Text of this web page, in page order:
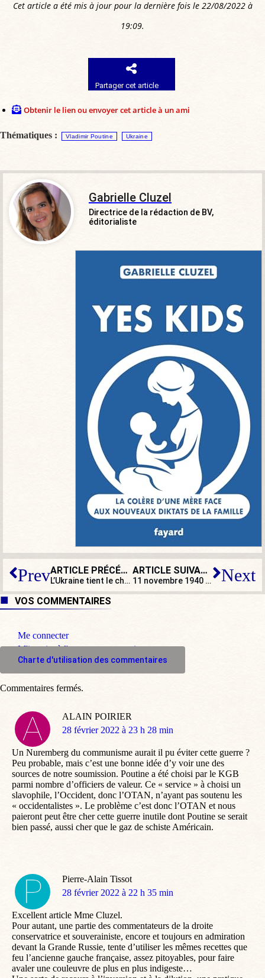
Cet article a été mis à jour pour la dernière fois le 22/08/2022 à
19:09.
Partager cet article
Obtenir le lien ou envoyer cet article à un ami
Thématiques : Vladimir Poutine Ukraine
Gabrielle Cluzel
Directrice de la rédaction de BV,
éditorialiste
Prev ARTICLE PRÉCÉDENT
L’Ukraine tient le choc de la haute intensité : et nous ?
ARTICLE SUIVANT
11 novembre 1940 – 12 février 2022 : le cruel parallèle des drapeaux français foulés aux pieds sur les Champs-Élysées Next
VOS COMMENTAIRES
Me connecter
M'inscrire à l'espace commentaire
Charte d'utilisation des commentaires
ALAIN POIRIER
dit
28 février 2022 à 23 h 28 min
Un Nuremberg du communisme aurait il pu éviter cette guerre ?
Peu probable, mais c’est une bonne idée d’y voir une des
sources de notre soumission. Poutine a été choisi par le KGB
parmi nombre d’officiers de valeur. Ce « service » à choisi un
slavophile, l’Occident, donc l’OTAN, n’ayant pas soutenu les
« occidentalistes ». Le problème c’est donc l’OTAN et nous
paieront peut être cher cette guerre inutile dont Poutine se serait
bien passé, aussi cher que le gaz de schiste Américain.
Pierre-Alain Tissot
dit
28 février 2022 à 22 h 35 min
Excellent article Mme Cluzel.
Pour autant, une partie des commentateurs de la droite
conservatrice et souverainiste, encore et toujours en admiration
devant la Grande Russie, tente d’utiliser les mêmes recettes que
feu l’ancienne gauche française, assez pitoyables, pour faire
avaler une couleuvre de plus en plus indigeste…
Commentaires fermés.